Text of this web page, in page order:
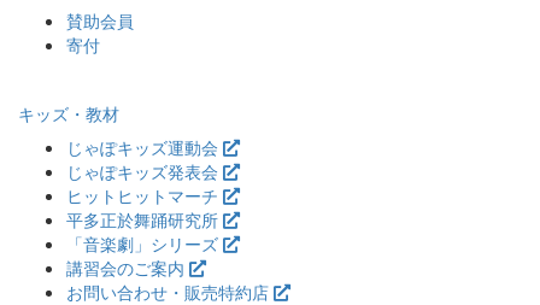
賛助会員
寄付
キッズ・教材
じゃぽキッズ運動会
じゃぽキッズ発表会
ヒットヒットマーチ
平多正於舞踊研究所
「音楽劇」シリーズ
講習会のご案内
お問い合わせ・販売特約店